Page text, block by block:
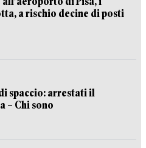
a rischio decine di posti
spaccio: arrestati il
– Chi sono